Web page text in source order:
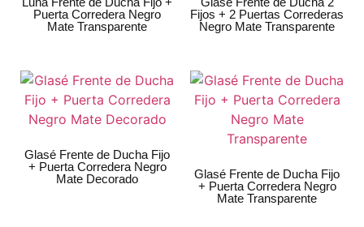
Puerta Corredera Negro
Mate Transparente
Fijos + 2 Puertas Correderas
Negro Mate Transparente
Glasé Frente de Ducha Fijo
+ Puerta Corredera Negro
Mate Decorado
Glasé Frente de Ducha Fijo
+ Puerta Corredera Negro
Mate Transparente